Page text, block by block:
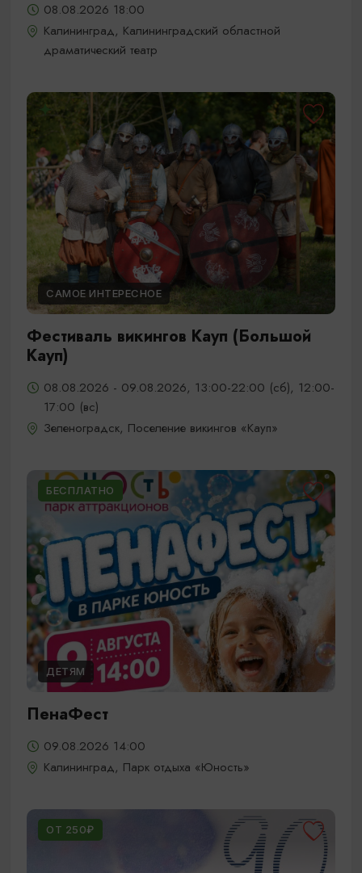
08.08.2026 18:00
Калининград, Калининградский областной
драматический театр
САМОЕ ИНТЕРЕСНОЕ
Фестиваль викингов Кауп (Большой
Кауп)
08.08.2026 - 09.08.2026, 13:00-22:00 (сб), 12:00-
17:00 (вс)
Зеленоградск, Поселение викингов «Кауп»
БЕСПЛАТНО
ДЕТЯМ
ПенаФест
09.08.2026 14:00
Калининград, Парк отдыха «Юность»
ОТ 250₽